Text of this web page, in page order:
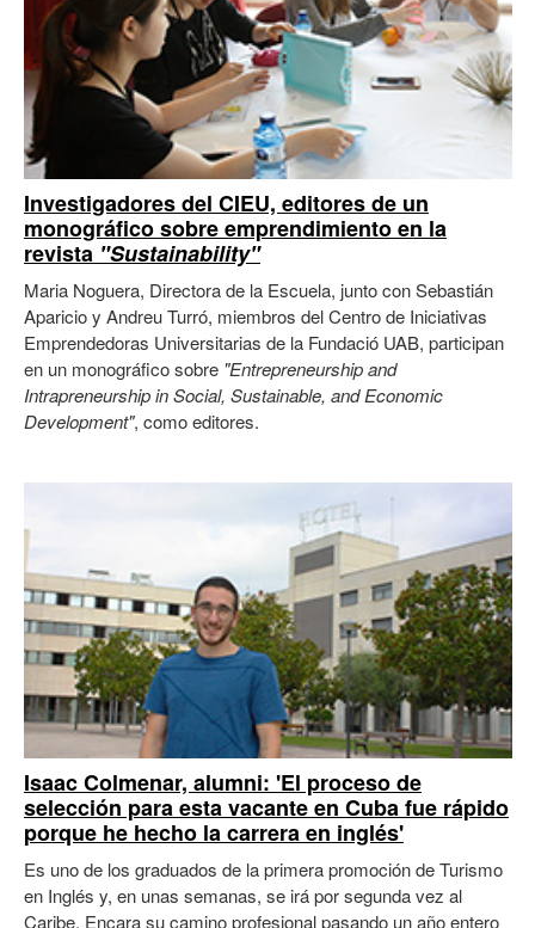
Investigadores del CIEU, editores de un
monográfico sobre emprendimiento en la
revista "Sustainability"
Maria Noguera, Directora de la Escuela, junto con Sebastián
Aparicio y Andreu Turró, miembros del Centro de Iniciativas
Emprendedoras Universitarias de la Fundació UAB, participan
en un monográfico sobre "Entrepreneurship and
Intrapreneurship in Social, Sustainable, and Economic
Development", como editores.
Isaac Colmenar, alumni: 'El proceso de
selección para esta vacante en Cuba fue rápido
porque he hecho la carrera en inglés'
Es uno de los graduados de la primera promoción de Turismo
en Inglés y, en unas semanas, se irá por segunda vez al
Caribe. Encara su camino profesional pasando un año entero